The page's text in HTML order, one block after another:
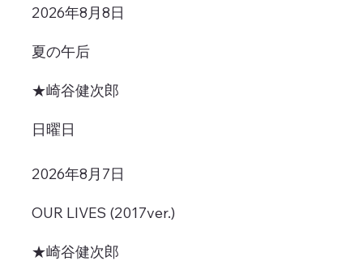
2026年8月8日
夏の午后
★崎谷健次郎
日曜日
2026年8月7日
OUR LIVES (2017ver.)
★崎谷健次郎